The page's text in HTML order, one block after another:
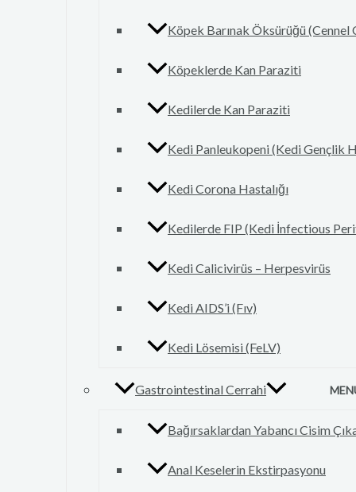
Köpek Barınak Öksürüğü (Cennel
Köpeklerde Kan Paraziti
Kedilerde Kan Paraziti
Kedi Panleukopeni (Kedi Gençlik
Kedi Corona Hastalığı
Kedilerde FIP (Kedi İnfectious
Kedi Calicivirüs – Herpesvirüs
Kedi AIDS’i (Fıv)
Kedi Lösemisi (FeLV)
Gastrointestinal Cerrahi
Bağırsaklardan Yabancı Cisim
Anal Keselerin Ekstirpasyonu